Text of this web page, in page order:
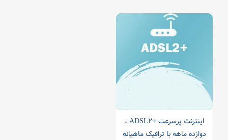
اینترنت پرسرعت +ADSL۲ ،
دوازده ماهه با ترافیک ماهیانه